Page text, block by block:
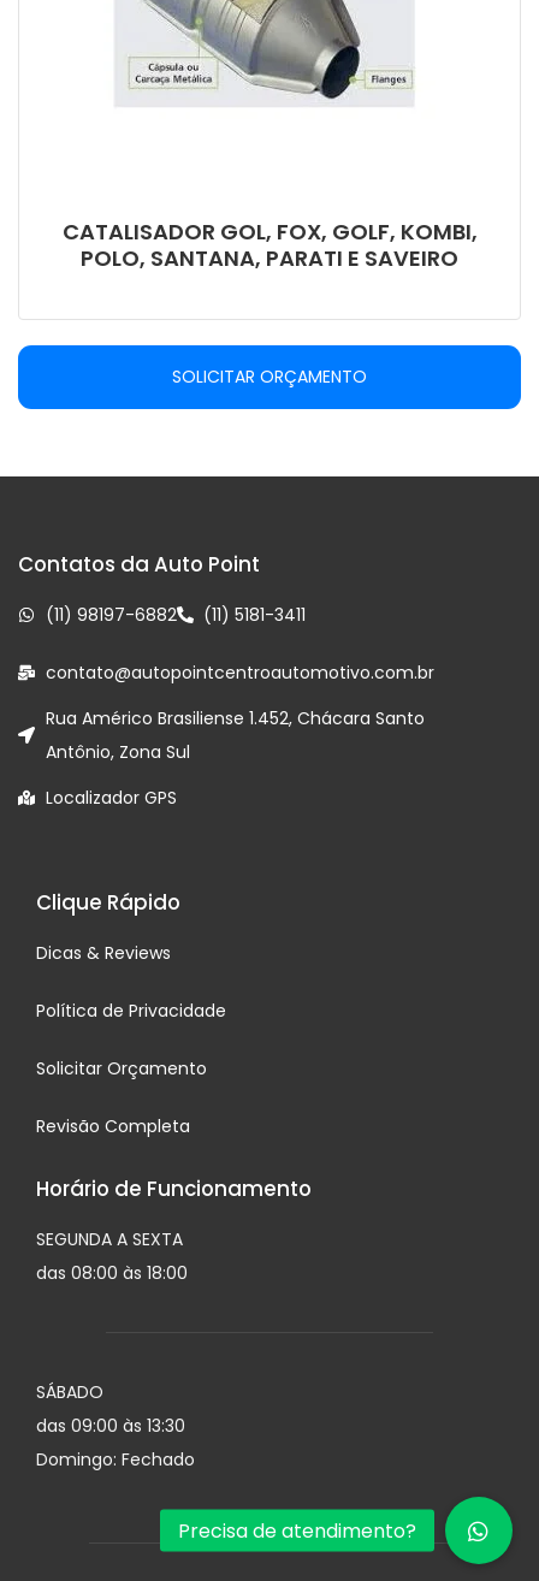
CATALISADOR GOL, FOX, GOLF, KOMBI,
POLO, SANTANA, PARATI E SAVEIRO
SOLICITAR ORÇAMENTO
Contatos da Auto Point
(11) 98197-6882 (11) 5181-3411
contato@autopointcentroautomotivo.com.br
Rua Américo Brasiliense 1.452, Chácara Santo
Antônio, Zona Sul
Localizador GPS
Clique Rápido
Dicas & Reviews
Política de Privacidade
Solicitar Orçamento
Revisão Completa
Horário de Funcionamento
SEGUNDA A SEXTA
das 08:00 às 18:00
SÁBADO
das 09:00 às 13:30
Domingo: Fechado